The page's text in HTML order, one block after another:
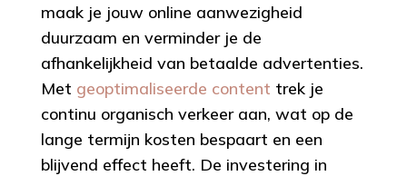
maak je jouw online aanwezigheid
duurzaam en verminder je de
afhankelijkheid van betaalde advertenties.
Met geoptimaliseerde content trek je
continu organisch verkeer aan, wat op de
lange termijn kosten bespaart en een
blijvend effect heeft. De investering in